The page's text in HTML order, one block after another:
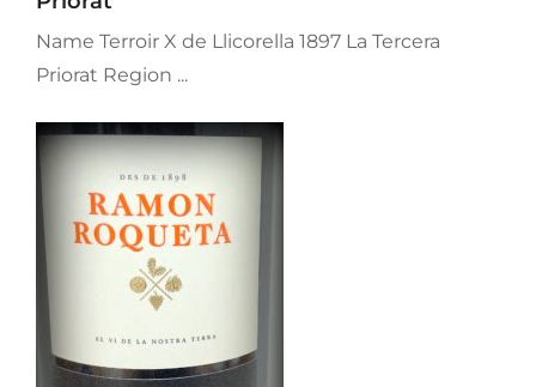
Name Terroir X de Llicorella 1897 La Tercera
Priorat Region ...